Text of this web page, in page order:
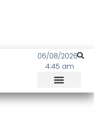
06/08/2026
4:45 am